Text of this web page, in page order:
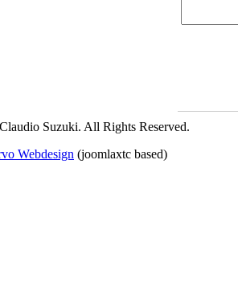
Suzuki. All Rights Reserved.
Webdesign (joomlaxtc based)